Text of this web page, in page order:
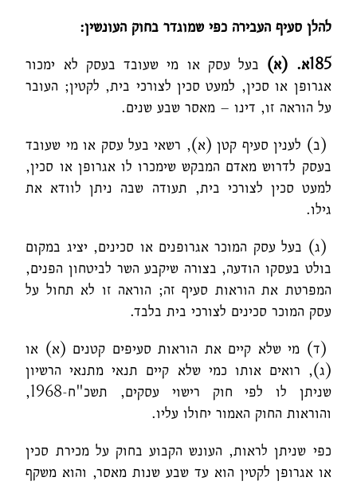
להלן סעיף העבירה כפי שמוגדר בחוק העונשין:
185א. (א)
בעל עסק או מי שעובד בעסק לא ימכור
אגרופן או סכין, למעט סכין לצורכי בית, לקטין; העובר
על הוראה זו, דינו – מאסר שבע שנים.
(ב) לענין סעיף קטן (א), רשאי בעל עסק או מי שעובד
בעסק לדרוש מאדם המבקש שימכרו לו אגרופן או סכין,
למעט סכין לצורכי בית, תעודה שבה ניתן לוודא את
גילו.
(ג) בעל עסק המוכר אגרופנים או סכינים, יציג במקום
בולט בעסקו הודעה, בצורה שיקבע השר לביטחון הפנים,
המפרטת את הוראות סעיף זה; הוראה זו לא תחול על
עסק המוכר סכינים לצורכי בית בלבד.
(ד) מי שלא קיים את הוראות סעיפים קטנים (א) או
(ג), רואים אותו כמי שלא קיים תנאי מתנאי הרשיון
שניתן לו לפי חוק רישוי עסקים, תשכ"ח-1968,
והוראות החוק האמור יחולו עליו.
כפי שניתן לראות, העונש הקבוע בחוק על מכירת סכין
או אגרופן לקטין הוא עד שבע שנות מאסר, והוא משקף